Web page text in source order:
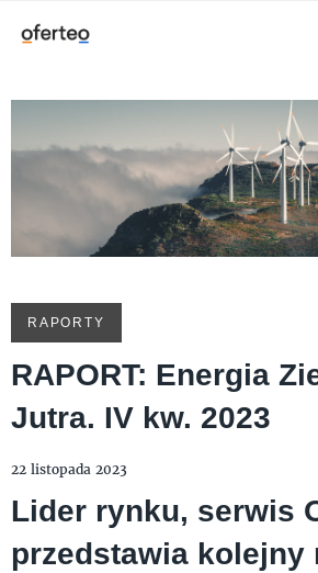
RAPORTY
RAPORT: Energia
Jutra. IV kw. 2023
22 listopada 2023
Lider rynku, serwis
przedstawia kolejny